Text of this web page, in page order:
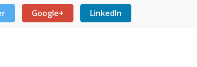
Google+ LinkedIn